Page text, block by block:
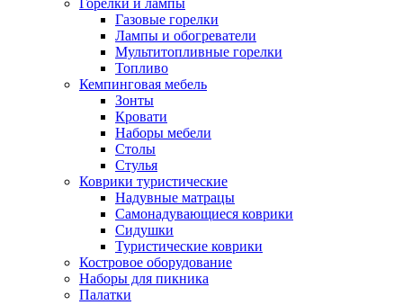
Горелки и лампы
Газовые горелки
Лампы и обогреватели
Мультитопливные горелки
Топливо
Кемпинговая мебель
Зонты
Кровати
Наборы мебели
Столы
Стулья
Коврики туристические
Надувные матрацы
Самонадувающиеся коврики
Сидушки
Туристические коврики
Костровое оборудование
Наборы для пикника
Палатки